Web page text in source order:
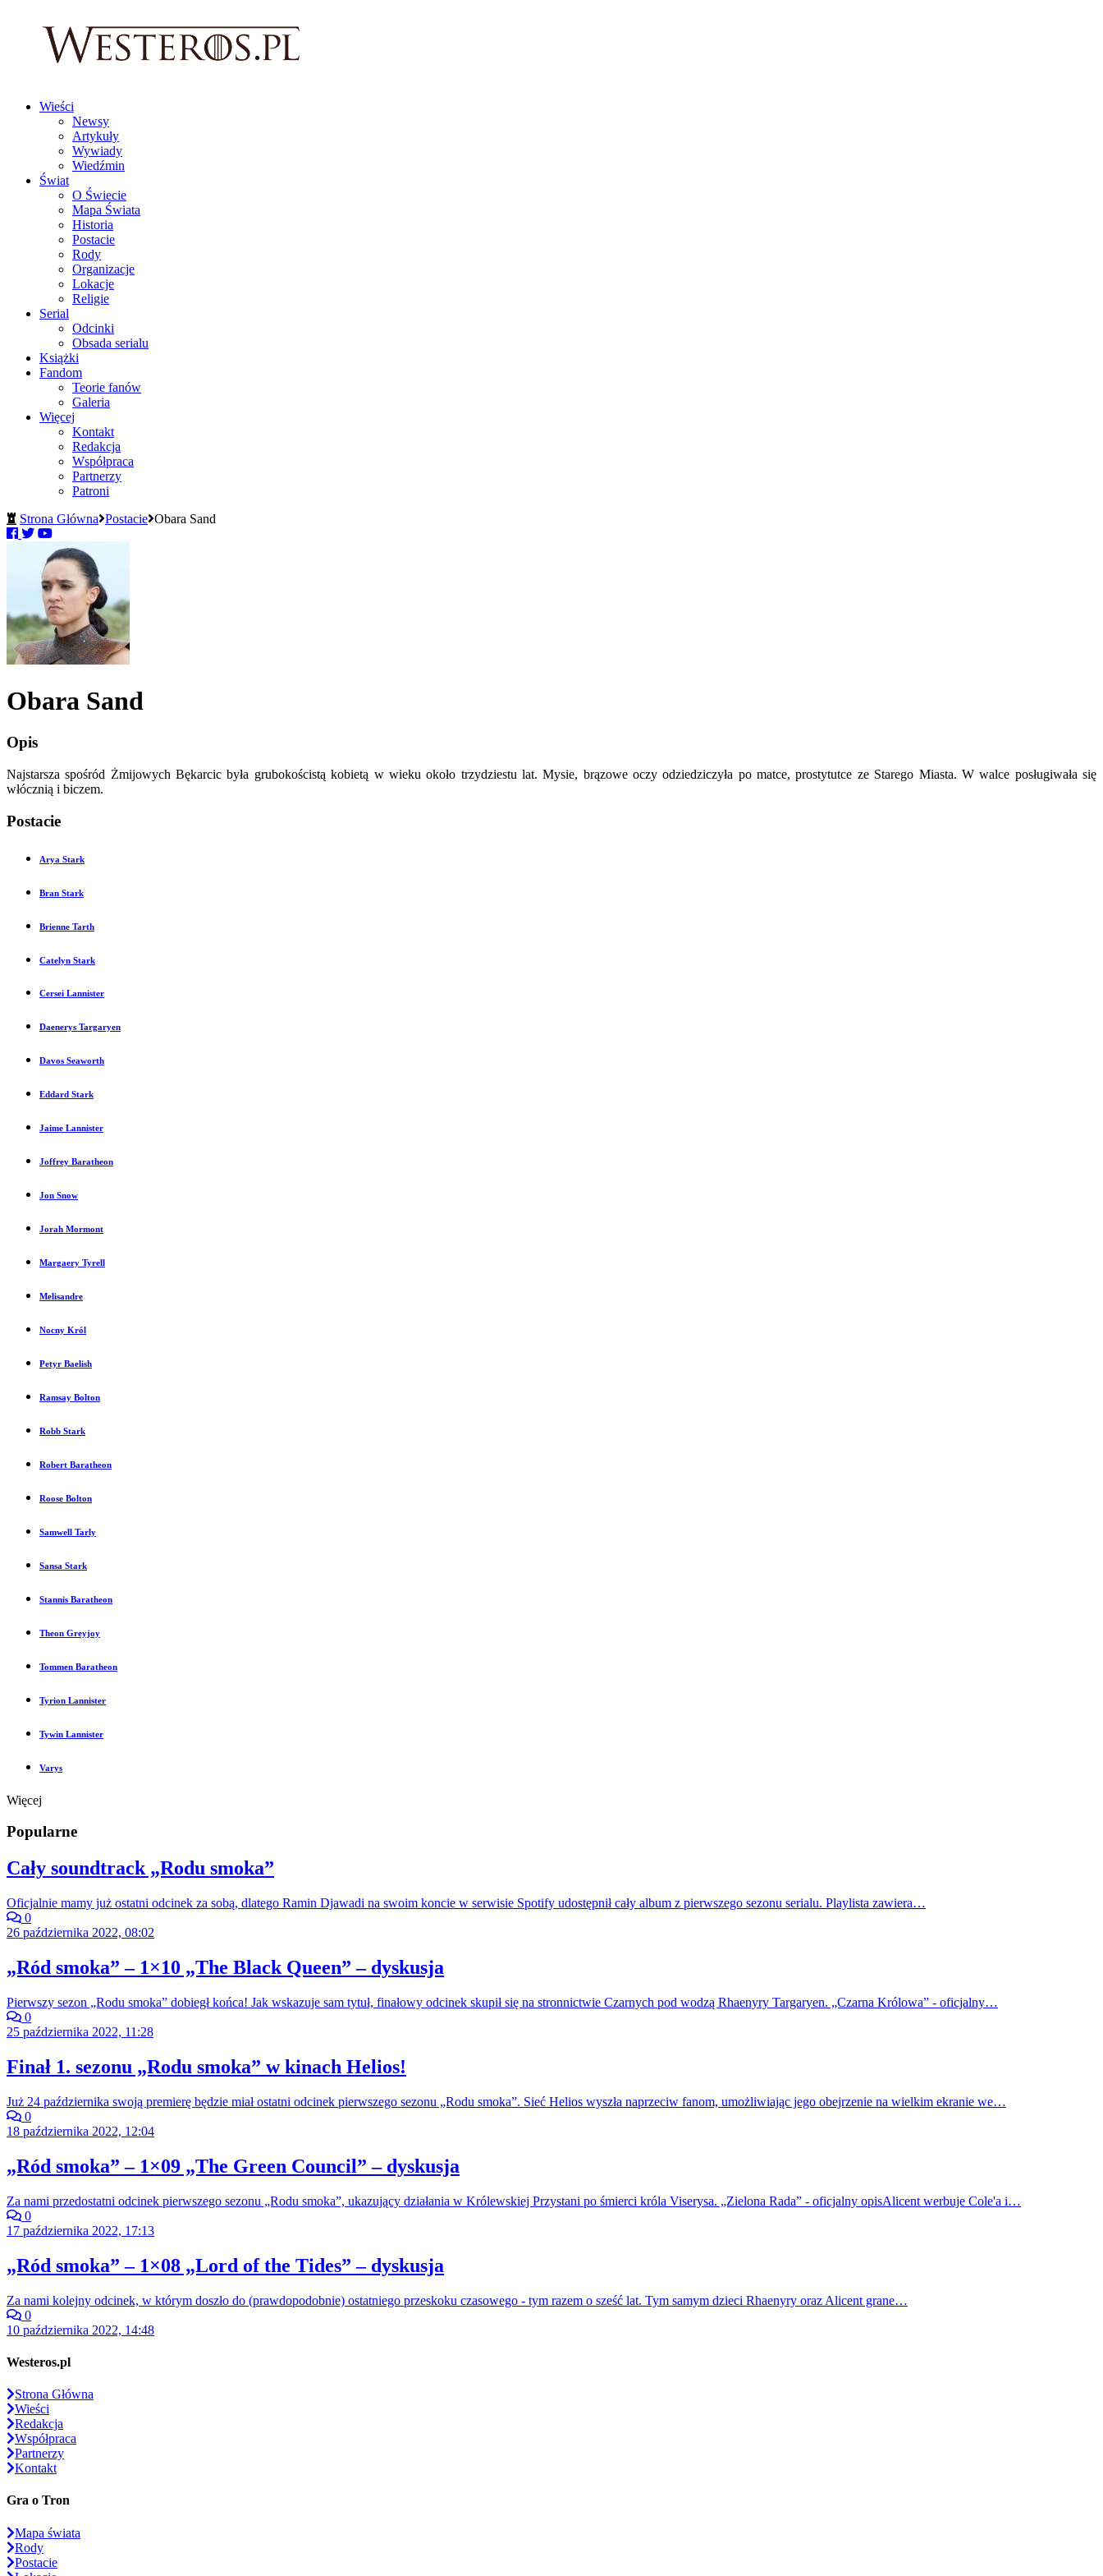
Wieści
Newsy
Artykuły
Wywiady
Wiedźmin
Świat
O Świecie
Mapa Świata
Historia
Postacie
Rody
Organizacje
Lokacje
Religie
Serial
Odcinki
Obsada serialu
Książki
Fandom
Teorie fanów
Galeria
Więcej
Kontakt
Redakcja
Współpraca
Partnerzy
Patroni
Strona Główna Postacie Obara Sand
Obara Sand
Opis
Najstarsza spośród Żmijowych Bękarcic była grubokościstą kobietą w wieku około trzydziestu lat. Mysie, brązowe oczy odziedziczyła po matce, prostytutce ze Starego Miasta. W walce posługiwała się
włócznią i biczem.
Postacie
Arya Stark
Bran Stark
Brienne Tarth
Catelyn Stark
Cersei Lannister
Daenerys Targaryen
Davos Seaworth
Eddard Stark
Jaime Lannister
Joffrey Baratheon
Jon Snow
Jorah Mormont
Margaery Tyrell
Melisandre
Nocny Król
Petyr Baelish
Ramsay Bolton
Robb Stark
Robert Baratheon
Roose Bolton
Samwell Tarly
Sansa Stark
Stannis Baratheon
Theon Greyjoy
Tommen Baratheon
Tyrion Lannister
Tywin Lannister
Varys
Więcej
Popularne
Cały soundtrack „Rodu smoka”
Oficjalnie mamy już ostatni odcinek za sobą, dlatego Ramin Djawadi na swoim koncie w serwisie Spotify udostępnił cały album z pierwszego sezonu serialu. Playlista zawiera…
0
26 października 2022, 08:02
„Ród smoka” – 1×10 „The Black Queen” – dyskusja
Pierwszy sezon „Rodu smoka” dobiegł końca! Jak wskazuje sam tytuł, finałowy odcinek skupił się na stronnictwie Czarnych pod wodzą Rhaenyry Targaryen. „Czarna Królowa” - oficjalny…
0
25 października 2022, 11:28
Finał 1. sezonu „Rodu smoka” w kinach Helios!
Już 24 października swoją premierę będzie miał ostatni odcinek pierwszego sezonu „Rodu smoka”. Sieć Helios wyszła naprzeciw fanom, umożliwiając jego obejrzenie na wielkim ekranie we…
0
18 października 2022, 12:04
„Ród smoka” – 1×09 „The Green Council” – dyskusja
Za nami przedostatni odcinek pierwszego sezonu „Rodu smoka”, ukazujący działania w Królewskiej Przystani po śmierci króla Viserysa. „Zielona Rada” - oficjalny opisAlicent werbuje Cole'a i…
0
17 października 2022, 17:13
„Ród smoka” – 1×08 „Lord of the Tides” – dyskusja
Za nami kolejny odcinek, w którym doszło do (prawdopodobnie) ostatniego przeskoku czasowego - tym razem o sześć lat. Tym samym dzieci Rhaenyry oraz Alicent grane…
0
10 października 2022, 14:48
Westeros.pl
Strona Główna
Wieści
Redakcja
Współpraca
Partnerzy
Kontakt
Gra o Tron
Mapa świata
Rody
Postacie